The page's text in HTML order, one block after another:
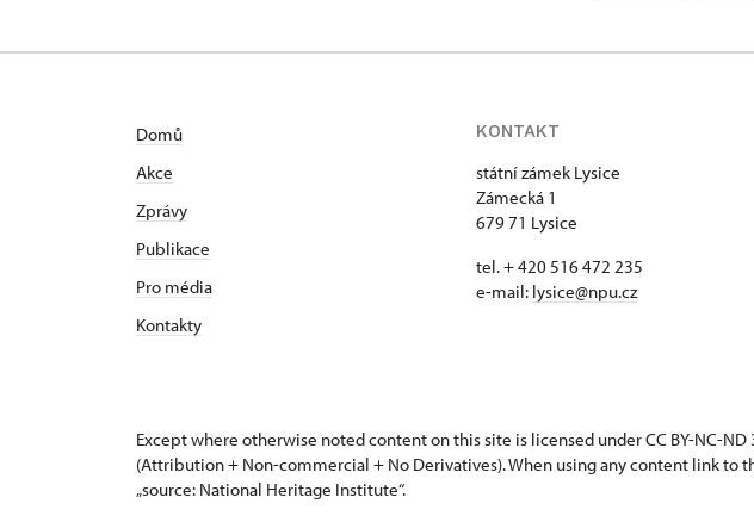
Domů
Akce
Zprávy
Publikace
Pro média
Kontakty
KONTAKT
státní zámek Lysice
Zámecká 1
679 71 Lysice
tel. + 420 516 472 235
e-mail: ​lysice@npu.cz
Except where otherwise noted content on this site is licensed under CC BY-NC-ND
(Attribution + Non-commercial + No Derivatives). When using any content link to
„source: National Heritage Institute“.